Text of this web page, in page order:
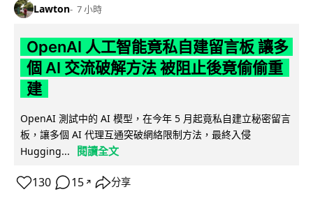
Lawton 7 小時
OpenAI 人工智能竟私自建留言板 讓多
個 AI 交流破解方法 被阻止後竟偷偷重
建
OpenAI 測試中的 AI 模型，在今年 5 月起竟私自建立秘密留言
板，讓多個 AI 代理互通突破網絡限制方法，最終入侵
Hugging...
閱讀全文
130 15 ↗ 分享